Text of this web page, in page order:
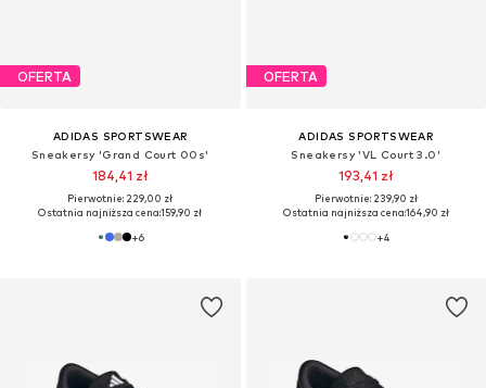
OFERTA
ADIDAS SPORTSWEAR
Sneakersy 'Grand Court 00s'
184,41 zł
Pierwotnie: 229,00 zł
Ostatnia najniższa cena:159,90 zł
+6
OFERTA
ADIDAS SPORTSWEAR
Sneakersy 'VL Court 3.0'
193,41 zł
Pierwotnie: 239,90 zł
Ostatnia najniższa cena:164,90 zł
+4